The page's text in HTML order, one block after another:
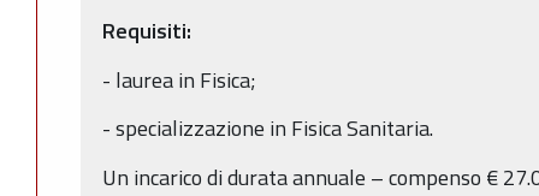
Requisiti:
- laurea in Fisica;
- specializzazione in Fisica Sanitaria.
Un incarico di durata annuale – compenso €